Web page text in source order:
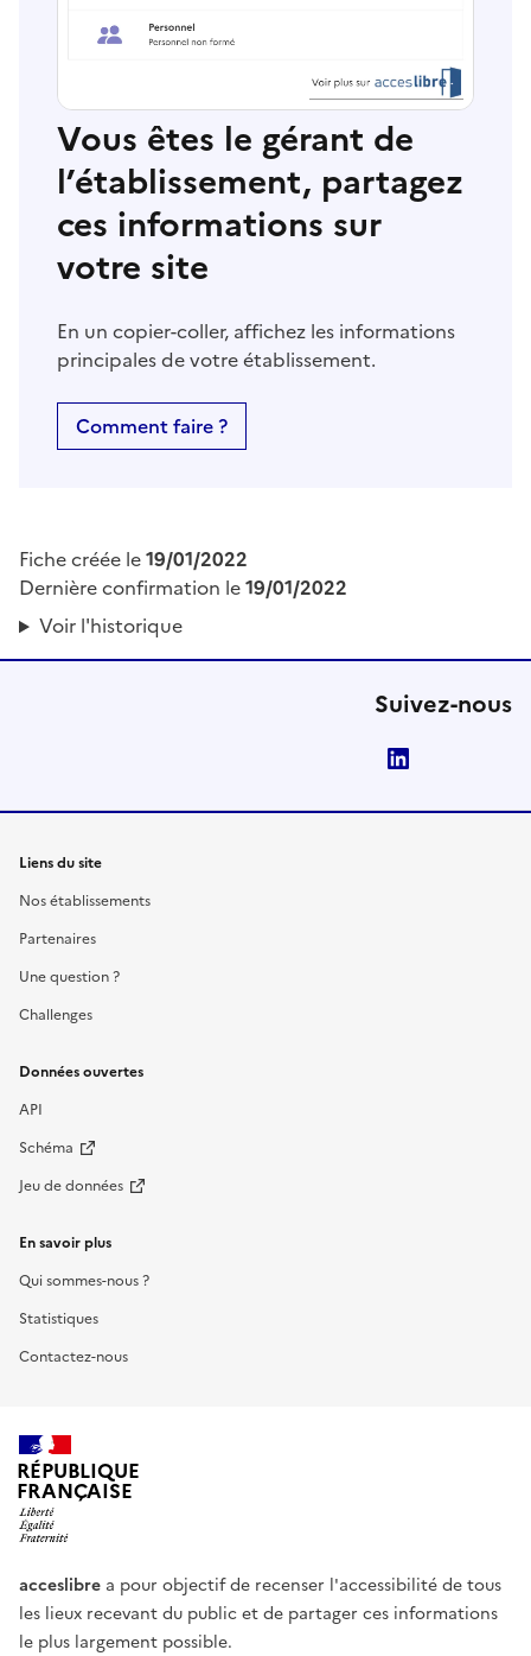
Vous êtes le gérant de
l’établissement, partagez
ces informations sur
votre site
En un copier-coller, affichez les informations
principales de votre établissement.
Comment faire ?
Fiche créée le19/01/2022
Dernière confirmation le19/01/2022
Voir l'historique
Suivez-nous
Liens du site
Nos établissements
Partenaires
Une question ?
Challenges
Données ouvertes
API
Schéma
Jeu de données
En savoir plus
Qui sommes-nous ?
Statistiques
Contactez-nous
RÉPUBLIQUE
FRANÇAISE
acceslibre a pour objectif de recenser l'accessibilité de tous
les lieux recevant du public et de partager ces informations
le plus largement possible.